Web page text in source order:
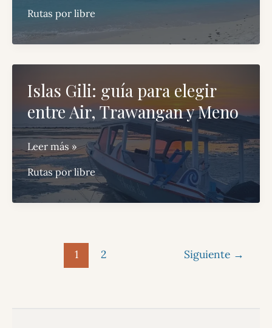
antes
Indonesia
(y
lo
que
nadie
te
cuenta)
Rutas por libre
Islas Gili: guía para elegir
entre Air, Trawangan y Meno
Islas
Gili:
guía
para
Trawangan
Leer más »
Rutas por libre
1 2 Siguiente →